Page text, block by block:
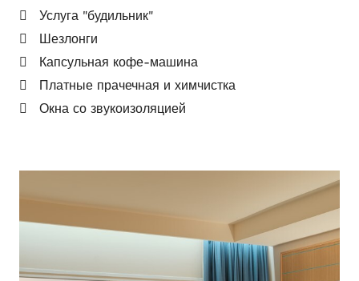
Услуга "будильник"
Шезлонги
Капсульная кофе-машина
Платные прачечная и химчистка
Окна со звукоизоляцией